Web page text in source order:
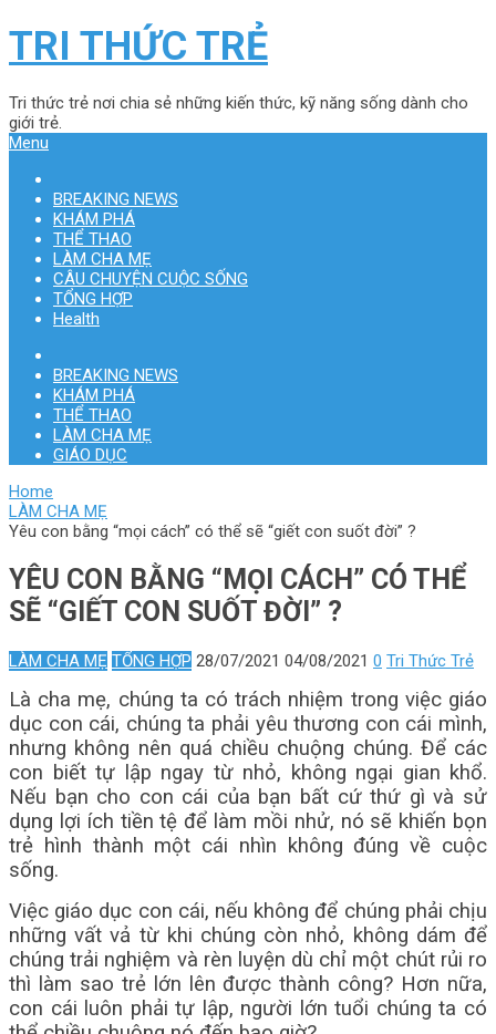
TRI THỨC TRẺ
Tri thức trẻ nơi chia sẻ những kiến thức, kỹ năng sống dành cho
giới trẻ.
Menu
BREAKING NEWS
KHÁM PHÁ
THỂ THAO
LÀM CHA MẸ
CÂU CHUYỆN CUỘC SỐNG
TỔNG HỢP
Health
BREAKING NEWS
KHÁM PHÁ
THỂ THAO
LÀM CHA MẸ
GIÁO DỤC
Home
LÀM CHA MẸ
Yêu con bằng “mọi cách” có thể sẽ “giết con suốt đời” ?
YÊU CON BẰNG “MỌI CÁCH” CÓ THỂ
SẼ “GIẾT CON SUỐT ĐỜI” ?
LÀM CHA MẸ TỔNG HỢP 28/07/2021 04/08/2021 0 Tri Thức Trẻ
Là cha mẹ, chúng ta có trách nhiệm trong việc giáo
dục con cái, chúng ta phải yêu thương con cái mình,
nhưng không nên quá chiều chuộng chúng. Để các
con biết tự lập ngay từ nhỏ, không ngại gian khổ.
Nếu bạn cho con cái của bạn bất cứ thứ gì và sử
dụng lợi ích tiền tệ để làm mồi nhử, nó sẽ khiến bọn
trẻ hình thành một cái nhìn không đúng về cuộc
sống.
Việc giáo dục con cái, nếu không để chúng phải chịu
những vất vả từ khi chúng còn nhỏ, không dám để
chúng trải nghiệm và rèn luyện dù chỉ một chút rủi ro
thì làm sao trẻ lớn lên được thành công? Hơn nữa,
con cái luôn phải tự lập, người lớn tuổi chúng ta có